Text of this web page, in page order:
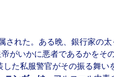
された。ある晩、銀行家の
がいかに悪者であるかを
した私服警官がその振る舞い